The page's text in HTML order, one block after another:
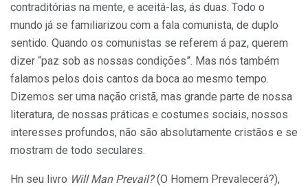
contraditórias na mente, e aceitá-las, ás duas. Todo o
mundo já se familiarizou com a fala comunista, de duplo
sentido. Quando os comunistas se referem á paz, querem
dizer “paz sob as nossas condições”. Mas nós também
falamos pelos dois cantos da boca ao mesmo tempo.
Dizemos ser uma nação cristã, mas grande parte de nossa
literatura, de nossas práticas e costumes sociais, nossos
interesses profundos, não são absolutamente cristãos e se
mostram de todo seculares.
Hn seu livro Will Man Prevail?(O Homem Prevalecerá?),